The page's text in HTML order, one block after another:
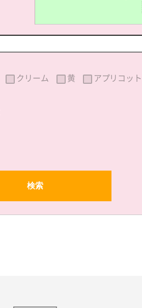
クリーム 黄 アプリコット